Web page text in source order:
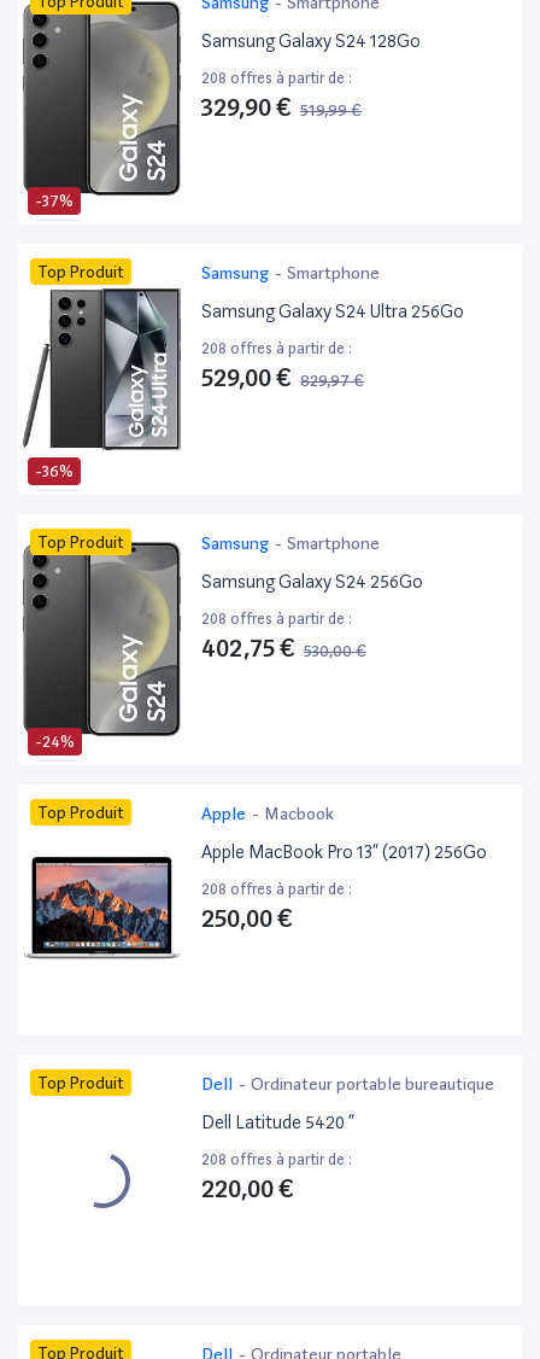
-37%
Samsung Galaxy S24 128Go
208 offres à partir de :
329,90 € 519,99 €
-36%
Top Produit Samsung - Smartphone
Samsung Galaxy S24 Ultra 256Go
208 offres à partir de :
529,00 € 829,97 €
-24%
Top Produit Samsung - Smartphone
Samsung Galaxy S24 256Go
208 offres à partir de :
402,75 € 530,00 €
Top Produit Apple - Macbook
Apple MacBook Pro 13” (2017) 256Go
208 offres à partir de :
250,00 €
Top Produit Dell - Ordinateur portable bureautique
Dell Latitude 5420 ”
208 offres à partir de :
220,00 €
Top Produit Dell - Ordinateur portable